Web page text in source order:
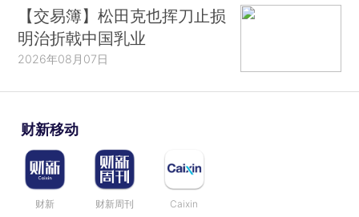
【交易簿】松田克也挥刀止损
明治折戟中国乳业
2026年08月07日
财新移动
财新 财新周刊 Caixin